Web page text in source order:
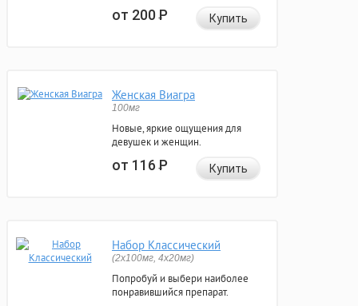
от 200Р Купить
Женская Виагра
100мг
Новые, яркие ощущения для
девушек и женщин.
от 116Р Купить
Набор Классический
(2x100мг, 4x20мг)
Попробуй и выбери наиболее
понравившийся препарат.